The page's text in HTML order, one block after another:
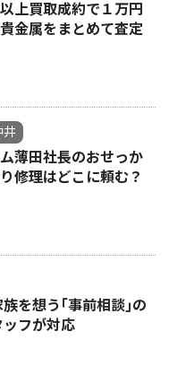
上買取成約で１万円
金属をまとめて査定
井
薄田社長のおせっか
修理はどこに頼む？
を想う｢事前相談｣の
フが対応